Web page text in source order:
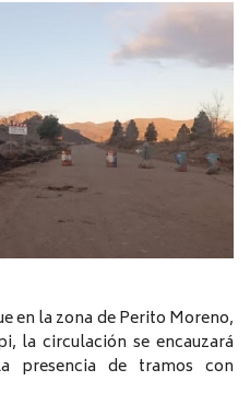
en la zona de Perito Moreno,
la circulación se encauzará
presencia de tramos con